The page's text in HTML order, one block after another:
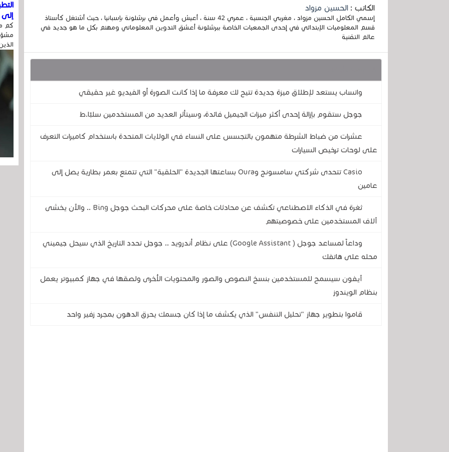
الكاتب : الحسين مزواد
إسمي الكامل الحسين مزواد ، مغربي الجنسية ، عمري 42 سنة ، أعيش وأعمل في برشلونة بإسبانيا ، حيث أشتغل كأستاذ
قسم المعلوميات الإبتدائي في إحدى الجمعيات الخاصة ببرشلونة أعشق التدوين المعلوماتي ومهتم بكل ما هو جديد في
عالم التقنية
واتساب يستعد لإطلاق ميزة جديدة تتيح لك معرفة ما إذا كانت الصورة أو الفيديو غير حقيقي
جوجل ستقوم بإزالة إحدى أكثر ميزات الجيميل فائدة، وسيتأثر العديد من المستخدمين سلبًا.ط
عشرات من ضباط الشرطة متهمون بالتجسس على النساء في الولايات المتحدة باستخدام كاميرات التعرف
على لوحات ترخيص السيارات
Casio تتحدى شركتي سامسونج وOura بساعتها الجديدة "الحلقية" التي تتمتع بعمر بطارية يصل إلى
عامين
ثغرة في الذكاء الاصطناعي تكشف عن محادثات خاصة على محركات البحث جوجل Bing .. والآن يخشى
آلاف المستخدمين على خصوصيتهم
وداعاً لمساعد جوجل ( Google Assistant) على نظام أندرويد .. جوجل تحدد التاريخ الذي سيحل جيميني
محله على هاتفك
آيفون سيسمح للمستخدمين بنسخ النصوص والصور والمحتويات الأخرى ولصقها في جهاز كمبيوتر يعمل
بنظام الويندوز
قاموا بتطوير جهاز "تحليل التنفس" الذي يكشف ما إذا كان جسمك يحرق الدهون بمجرد زفير واحد
إلى
كم